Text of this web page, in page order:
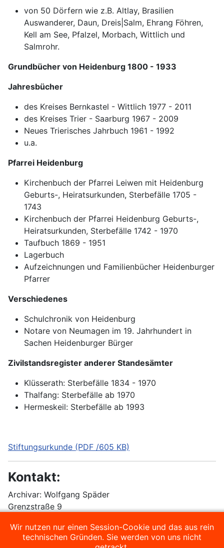
von 50 Dörfern wie z.B. Altlay, Brasilien
Auswanderer, Daun, Dreis|Salm, Ehrang Föhren,
Kell am See, Pfalzel, Morbach, Wittlich und
Salmrohr.
Grundbücher von Heidenburg 1800 - 1933
Jahresbücher
des Kreises Bernkastel - Wittlich 1977 - 2011
des Kreises Trier - Saarburg 1967 - 2009
Neues Trierisches Jahrbuch 1961 - 1992
u.a.
Pfarrei Heidenburg
Kirchenbuch der Pfarrei Leiwen mit Heidenburg
Geburts-, Heiratsurkunden, Sterbefälle 1705 -
1743
Kirchenbuch der Pfarrei Heidenburg Geburts-,
Heiratsurkunden, Sterbefälle 1742 - 1970
Taufbuch 1869 - 1951
Lagerbuch
Aufzeichnungen und Familienbücher Heidenburger
Pfarrer
Verschiedenes
Schulchronik von Heidenburg
Notare von Neumagen im 19. Jahrhundert in
Sachen Heidenburger Bürger
Zivilstandsregister anderer Standesämter
Klüsserath: Sterbefälle 1834 - 1970
Thalfang: Sterbefälle ab 1970
Hermeskeil: Sterbefälle ab 1993
Stiftungsurkunde (PDF /605 KB)
Kontakt:
Archivar: Wolfgang Späder
Grenzstraße 9
Telefon: 06509 991 109
Wir nutzen nur einen Session-Cookie und das aus rein
technischen Gründen. Sie werden von uns nicht